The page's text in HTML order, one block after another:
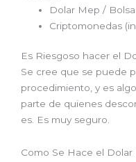
Dolar Mep /
Criptomonedas
Es Riesgoso hacer el
Se cree que se puede
procedimiento, y es
parte de quienes
es. Es muy seguro.
Como Se Hace el Dolar